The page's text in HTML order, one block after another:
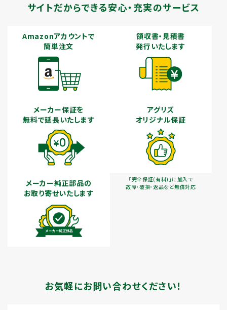
サイトだからできる安心・充実のサービス
Amazonアカウントで
簡単注文
領収書・見積書
発行いたします
メーカー保証を
無料で延長いたします
アグリズ
オリジナル保証
「完全保証(有料)」に加入で
故障・破損・返品など無償対応
メーカー純正部品の
お取り寄せいたします
お気軽にお問い合わせください！